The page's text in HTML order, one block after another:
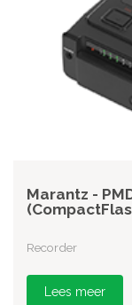
Marantz -
Recorder
Lees meer